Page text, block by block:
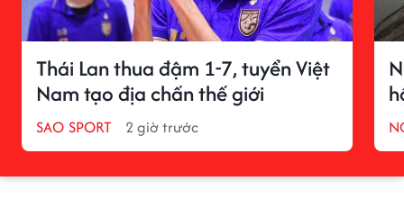
Thái Lan thua đậm 1-7, tuyển Việt
Nam tạo địa chấn thế giới
SAO SPORT 2 giờ trước